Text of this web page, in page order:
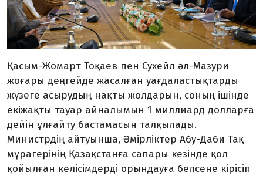
Қасым-Жомарт Тоқаев пен Сухейл әл-Мазури
жоғары деңгейде жасалған уағдаластықтарды
жүзеге асырудың нақты жолдарын, соның ішінде
екіжақты тауар айналымын 1 миллиард долларға
дейін ұлғайту бастамасын талқылады.
Министрдің айтуынша, Әмірліктер Абу-Даби Тақ
мұрагерінің Қазақстанға сапары кезінде қол
қойылған келісімдерді орындауға белсене кірісіп